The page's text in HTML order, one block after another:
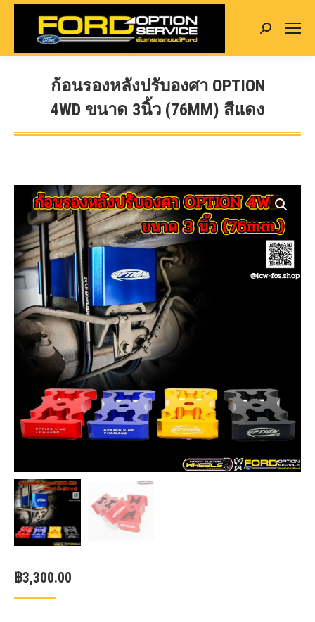
Search:
ก้อนรองหลังปรับองศา OPTION
4WD ขนาด 3นิ้ว (76MM) สีแดง
You are here:
฿3,300.00